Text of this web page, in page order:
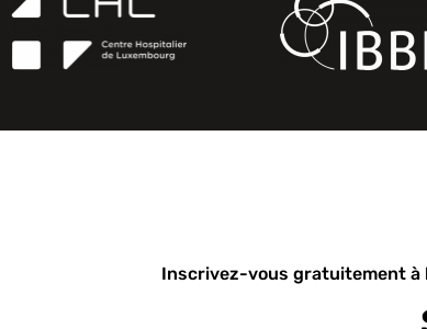
Inscrivez-vous gratuitement à